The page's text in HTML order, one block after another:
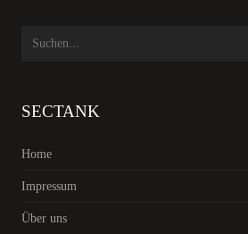
SECTANK
Home
Impressum
Über uns